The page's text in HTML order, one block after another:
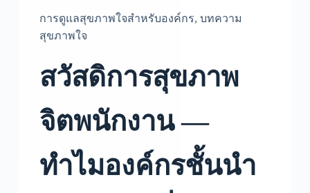
การดูแลสุขภาพใจสำหรับองค์กร, บทความ
สุขภาพใจ
สวัสดิการสุขภาพ
จิตพนักงาน —
ทำไมองค์กรชั้นนำ